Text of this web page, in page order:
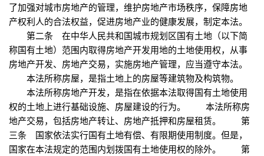
了加强对城市房地产的管理，维护房地产市场秩序，保障房地
产权利人的合法权益，促进房地产业的健康发展，制定本法。
第二条 在中华人民共和国城市规划区国有土地（以下简
称国有土地）范围内取得房地产开发用地的土地使用权，从事
房地产开发、房地产交易，实施房地产管理，应当遵守本法。
本法所称房屋，是指土地上的房屋等建筑物及构筑物。
本法所称房地产开发，是指在依据本法取得国有土地使用
权的土地上进行基础设施、房屋建设的行为。 本法所称房
地产交易，包括房地产转让、房地产抵押和房屋租赁。 第
三条 国家依法实行国有土地有偿、有限期使用制度。但是，
国家在本法规定的范围内划拨国有土地使用权的除外。 第